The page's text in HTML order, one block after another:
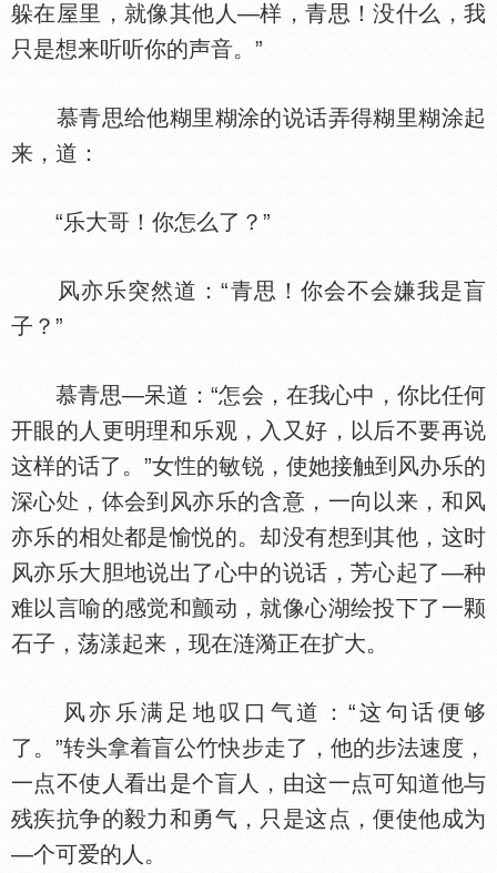
躲在屋里，就像其他人—样，青思！没什么，我
只是想来听听你的声音。”
慕青思给他糊里糊涂的说话弄得糊里糊涂起
来，道：
“乐大哥！你怎么了？”
风亦乐突然道：“青思！你会不会嫌我是盲
子？”
慕青思—呆道：“怎会，在我心中，你比任何
开眼的人更明理和乐观，入又好，以后不要再说
这样的话了。”女
的敏锐，使她接触到风办乐的
深心
，
会到风亦乐的含意，一向以来，和风
亦乐的相
都是愉悦的。却没有想到其他，这时
风亦乐大胆地说出了心中的说话，芳心起了—种
难以言喻的感觉和颤动，就像心湖绘投下了一颗
石子，荡漾起来，现在涟漪正在扩大。
风亦乐满足地叹口气道：“这句话便够
了。”转头拿着盲公竹快步走了，他的步法速度，
一点不使人看出是个盲人，由这一点可知道他与
残疾抗争的毅力和勇气，只是这点，便使他成为
—个可爱的人。